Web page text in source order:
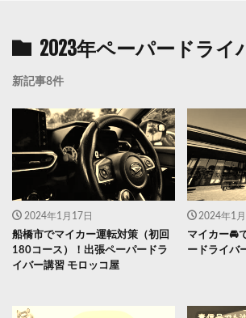
2023年ペーパードライ
新記事8件
2024年1月17日
船橋市でマイカー運転対策（初回
180コース）！出張ペーパードラ
イバー講習 モロッコ屋
2024年1
マイカー🚘
ードライバ